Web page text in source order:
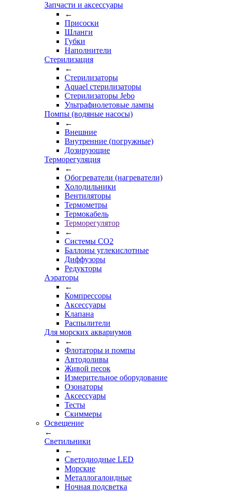
Запчасти и аксессуары
←
Присоски
Шланги
Губки
Наполнители
Стерилизация
←
Стерилизаторы
Aquael стерилизаторы
Стерилизаторы Jebo
Ультрафиолетовые лампы
Помпы (водяные насосы)
←
Внешние
Внутренние (погружные)
Дозирующие
Терморегуляция
←
Обогреватели (нагреватели)
Холодильники
Вентиляторы
Термометры
Термокабель
Терморегулятор
←
Системы CO2
Баллоны углекислотные
Диффузоры
Редукторы
Аэраторы
←
Компрессоры
Аксессуары
Клапана
Распылители
Для морских аквариумов
←
Флотаторы и помпы
Автодоливы
Живой песок
Измерительное оборудование
Озонаторы
Аксессуары
Тесты
Cкиммеры
Освещение
←
Светильники
←
Cветодиодные LED
Морские
Металлогалоидные
Ночная подсветка